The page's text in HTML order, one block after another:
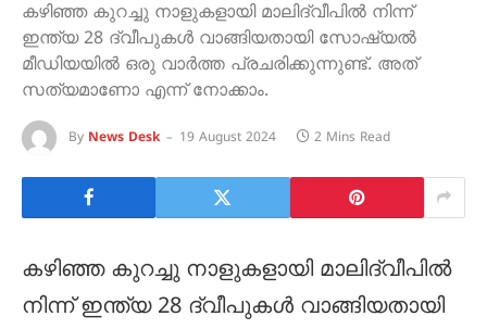
കഴിഞ്ഞ കുറച്ചു നാളുകളായി മാലിദ്വീപിൽ നിന്ന്
ഇന്ത്യ 28 ദ്വീപുകൾ വാങ്ങിയതായി സോഷ്യൽ
മീഡിയയിൽ ഒരു വാർത്ത പ്രചരിക്കുന്നുണ്ട്. അത്
സത്യമാണോ എന്ന് നോക്കാം.
By News Desk 19 August 2024 2 Mins Read
കഴിഞ്ഞ കുറച്ചു നാളുകളായി മാലിദ്വീപിൽ
നിന്ന് ഇന്ത്യ 28 ദ്വീപുകൾ വാങ്ങിയതായി